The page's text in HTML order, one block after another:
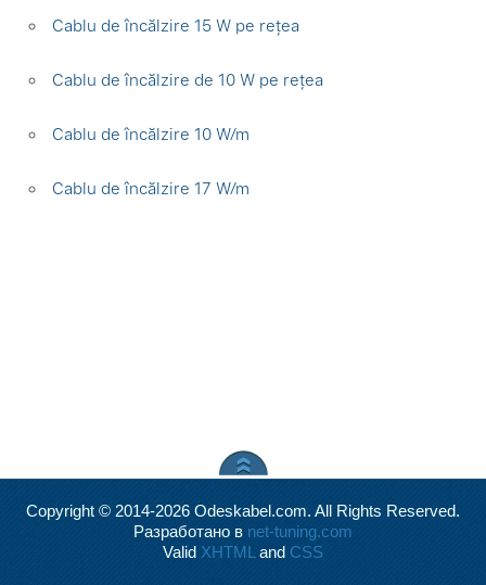
Cablu de încălzire 15 W pe rețea
Cablu de încălzire de 10 W pe rețea
Cablu de încălzire 10 W⁄m
Cablu de încălzire 17 W⁄m
Copyright © 2014-2026 Odeskabel.com. All Rights Reserved.
Разработано в net-tuning.com
Valid XHTML and CSS